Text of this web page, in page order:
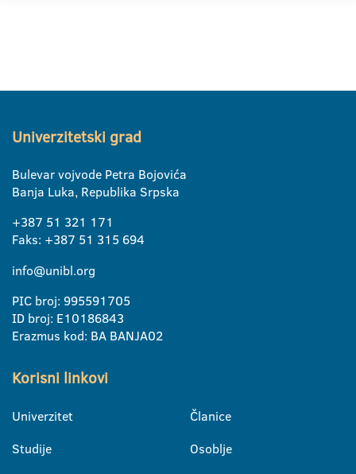
Univerzitetski grad
Bulevar vojvode Petra Bojovića
Banja Luka, Republika Srpska
+387 51 321 171
Faks: +387 51 315 694
info@unibl.org
PIC broj: 995591705
ID broj: E10186843
Erazmus kod: BA BANJA02
Korisni linkovi
Univerzitet
Studije
Članice
Osoblje